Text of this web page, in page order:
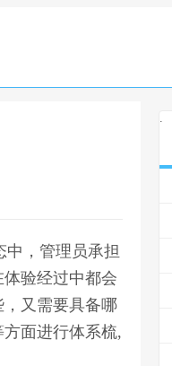
中，管理员承担
验经过中都会
又需要具备哪
面进行体系梳,
.